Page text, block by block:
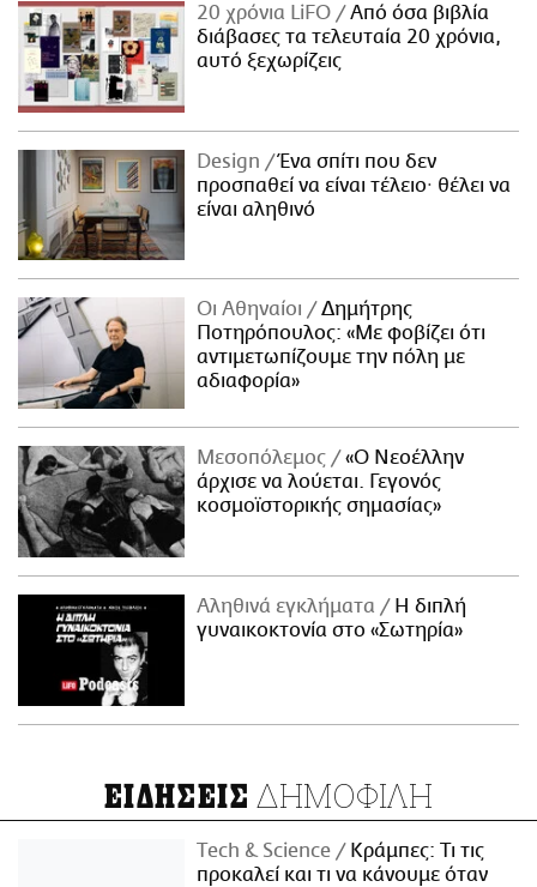
20 χρόνια LiFO
Από όσα βιβλία
διάβασες τα τελευταία 20 χρόνια,
αυτό ξεχωρίζεις
Design
Ένα σπίτι που δεν
προσπαθεί να είναι τέλειο· θέλει να
είναι αληθινό
Οι Αθηναίοι
Δημήτρης
Ποτηρόπουλος: «Με φοβίζει ότι
αντιμετωπίζουμε την πόλη με
αδιαφορία»
Μεσοπόλεμος
«Ο Νεοέλλην
άρχισε να λούεται. Γεγονός
κοσμοϊστορικής σημασίας»
Αληθινά εγκλήματα
Η διπλή
γυναικοκτονία στο «Σωτηρία»
ΕΙΔΗΣΕΙΣ ΔΗΜΟΦΙΛΗ
Τech & Science
Κράμπες: Τι τις
προκαλεί και τι να κάνουμε όταν